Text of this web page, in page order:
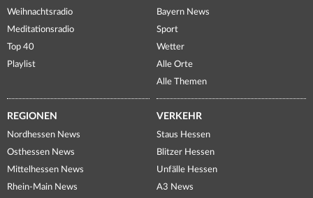
Weihnachtsradio
Meditationsradio
Top 40
Playlist
Bayern News
Sport
Wetter
Alle Orte
Alle Themen
REGIONEN
Nordhessen News
Osthessen News
Mittelhessen News
Rhein-Main News
VERKEHR
Staus Hessen
Blitzer Hessen
Unfälle Hessen
A3 News